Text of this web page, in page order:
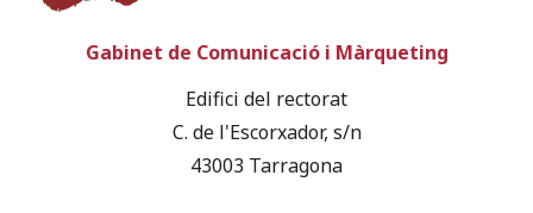
Gabinet de Comunicació i Màrqueting
Edifici del rectorat
C. de l'Escorxador, s/n
43003 Tarragona